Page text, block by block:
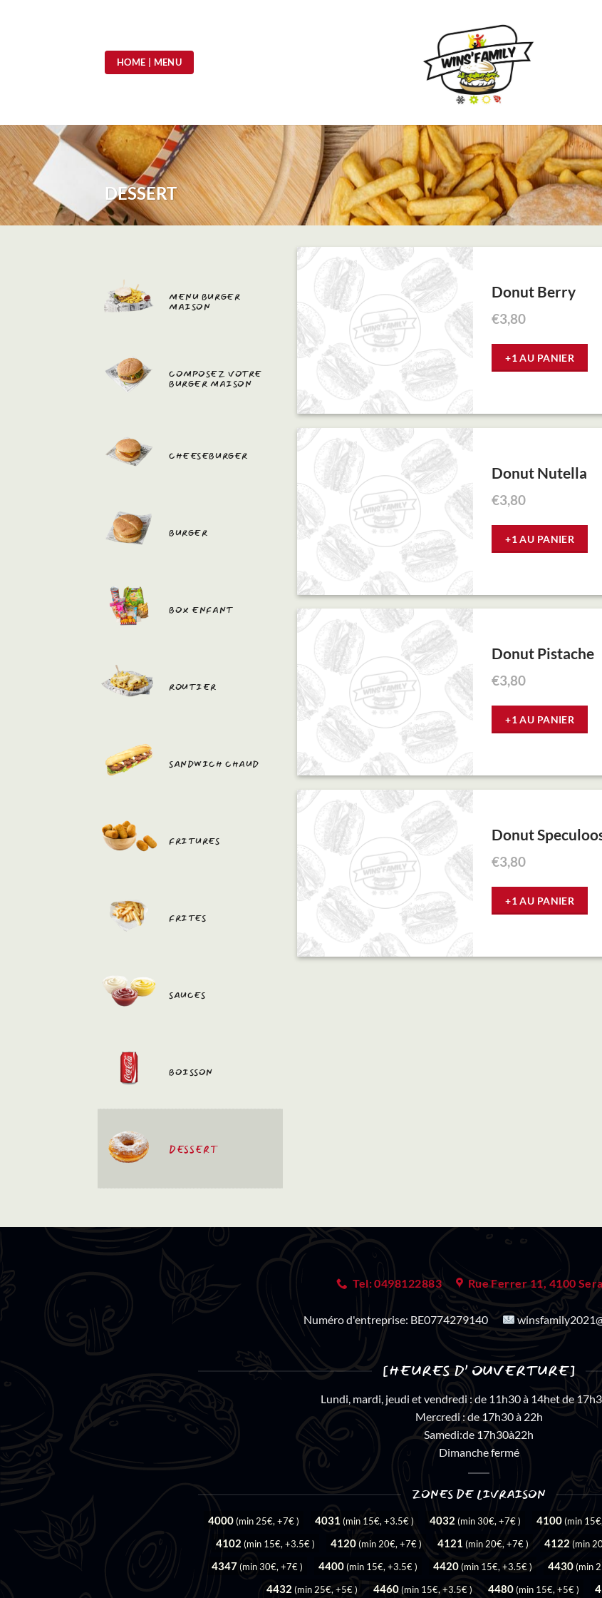
HOME | MENU
DESSERT
MENU BURGER
MAISON
COMPOSEZ VOTRE
BURGER MAISON
CHEESEBURGER
BURGER
BOX ENFANT
ROUTIER
SANDWICH CHAUD
FRITURES
FRITES
SAUCES
BOISSON
DESSERT
Donut Berry
€3,80
+1 AU PANIER
Donut Nutella
€3,80
+1 AU PANIER
Donut Pistache
€3,80
+1 AU PANIER
Donut
€3,80
+1 AU PANIER
Tel: 0498122883 Rue Ferrer 11, 4100
Numéro d'entreprise: BE0774279140
[HEURES D’ OUVERTURE]
Lundi, mardi, jeudi et vendredi : de 11h30 à 14het de
Mercredi : de 17h30 à 22h
Samedi:de 17h30à22h
Dimanche fermé
ZONES DE LIVRAISON
4000 (min 25€, +7€ ) 4031 (min 15€, +3.5€ ) 4032 (min 30€, +7€ ) 4100 (min
4102 (min 15€, +3.5€ ) 4120 (min 20€, +7€ ) 4121 (min 20€, +7€ ) 4122 (min
4347(min 30€, +7€ ) 4400(min 15€, +3.5€ ) 4420(min 15€, +3.5€ ) 4430(min
4432 (min 25€, +5€ ) 4460 (min 15€, +3.5€ ) 4480 (min 15€, +5€ )